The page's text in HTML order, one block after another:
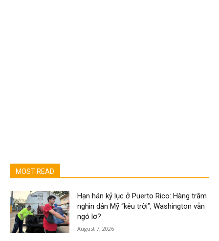
MOST READ
Hạn hán kỷ lục ở Puerto Rico: Hàng trăm
nghìn dân Mỹ “kêu trời”, Washington vẫn
ngó lơ?
August 7, 2026